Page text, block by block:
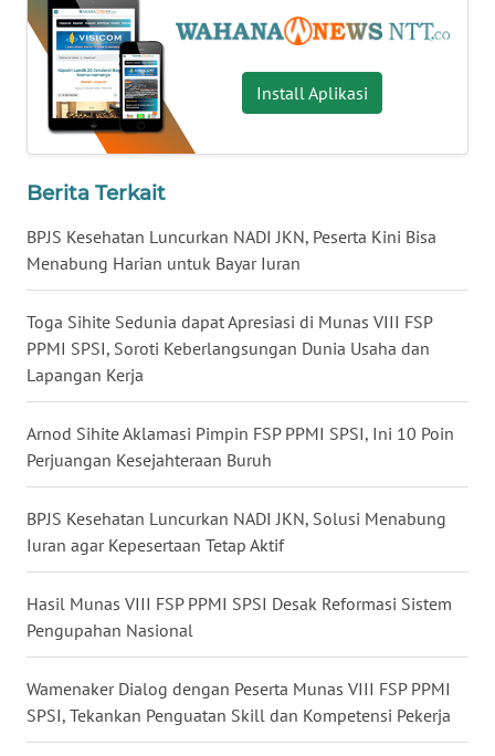
Install Aplikasi
Berita Terkait
BPJS Kesehatan Luncurkan NADI JKN, Peserta Kini Bisa
Menabung Harian untuk Bayar Iuran
Toga Sihite Sedunia dapat Apresiasi di Munas VIII FSP
PPMI SPSI, Soroti Keberlangsungan Dunia Usaha dan
Lapangan Kerja
Arnod Sihite Aklamasi Pimpin FSP PPMI SPSI, Ini 10 Poin
Perjuangan Kesejahteraan Buruh
BPJS Kesehatan Luncurkan NADI JKN, Solusi Menabung
Iuran agar Kepesertaan Tetap Aktif
Hasil Munas VIII FSP PPMI SPSI Desak Reformasi Sistem
Pengupahan Nasional
Wamenaker Dialog dengan Peserta Munas VIII FSP PPMI
SPSI, Tekankan Penguatan Skill dan Kompetensi Pekerja
WN
SULUT
WN
MALUKU
MALUT
DAIRI
WN
DANAU
TOBA
WN
NIAS
WN
SELATAN